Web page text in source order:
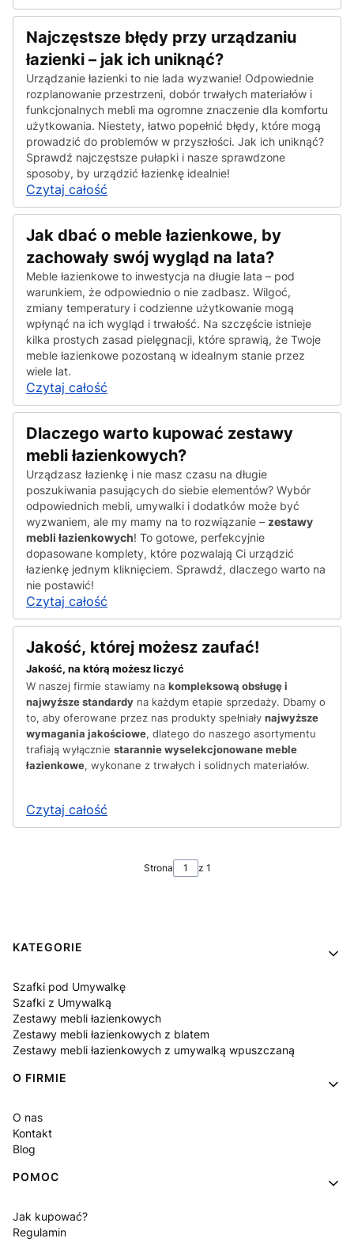
Najczęstsze błędy przy urządzaniu
łazienki – jak ich uniknąć?
Urządzanie łazienki to nie lada wyzwanie! Odpowiednie
rozplanowanie przestrzeni, dobór trwałych materiałów i
funkcjonalnych mebli ma ogromne znaczenie dla komfortu
użytkowania. Niestety, łatwo popełnić błędy, które mogą
prowadzić do problemów w przyszłości. Jak ich uniknąć?
Sprawdź najczęstsze pułapki i nasze sprawdzone
sposoby, by urządzić łazienkę idealnie!
Czytaj całość
Jak dbać o meble łazienkowe, by
zachowały swój wygląd na lata?
Meble łazienkowe to inwestycja na długie lata – pod
warunkiem, że odpowiednio o nie zadbasz. Wilgoć,
zmiany temperatury i codzienne użytkowanie mogą
wpłynąć na ich wygląd i trwałość. Na szczęście istnieje
kilka prostych zasad pielęgnacji, które sprawią, że Twoje
meble łazienkowe pozostaną w idealnym stanie przez
wiele lat.
Czytaj całość
Dlaczego warto kupować zestawy
mebli łazienkowych?
Urządzasz łazienkę i nie masz czasu na długie
poszukiwania pasujących do siebie elementów? Wybór
odpowiednich mebli, umywalki i dodatków może być
wyzwaniem, ale my mamy na to rozwiązanie – zestawy
mebli łazienkowych! To gotowe, perfekcyjnie
dopasowane komplety, które pozwalają Ci urządzić
łazienkę jednym kliknięciem. Sprawdź, dlaczego warto na
nie postawić!
Czytaj całość
Jakość, której możesz zaufać!
Jakość, na którą możesz liczyć
W naszej firmie stawiamy na kompleksową obsługę i
najwyższe standardy na każdym etapie sprzedaży. Dbamy o
to, aby oferowane przez nas produkty spełniały najwyższe
wymagania jakościowe, dlatego do naszego asortymentu
trafiają wyłącznie starannie wyselekcjonowane meble
łazienkowe, wykonane z trwałych i solidnych materiałów.
Czytaj całość
Strona z 1
Linki w stopce
KATEGORIE
Szafki pod Umywalkę
Szafki z Umywalką
Zestawy mebli łazienkowych
Zestawy mebli łazienkowych z blatem
Zestawy mebli łazienkowych z umywalką wpuszczaną
O FIRMIE
O nas
Kontakt
Blog
POMOC
Jak kupować?
Regulamin